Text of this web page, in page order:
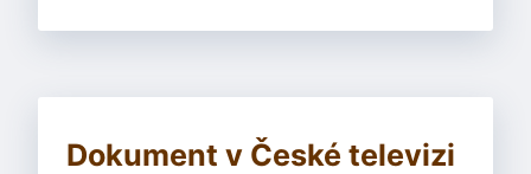
Dokument v České televizi